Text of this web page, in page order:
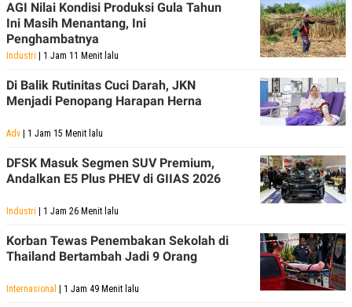
M
E
D
I
A
I
D
OF
USE
PEMBERITAAN
PRIVACY
POLICY
AGI Nilai Kondisi Produksi Gula Tahun
Ini Masih Menantang, Ini
Penghambatnya
Industri | 1 Jam 11 Menit lalu
Di Balik Rutinitas Cuci Darah, JKN
Menjadi Penopang Harapan Herna
Adv | 1 Jam 15 Menit lalu
DFSK Masuk Segmen SUV Premium,
Andalkan E5 Plus PHEV di GIIAS 2026
Industri | 1 Jam 26 Menit lalu
Korban Tewas Penembakan Sekolah di
Thailand Bertambah Jadi 9 Orang
Internasional | 1 Jam 49 Menit lalu